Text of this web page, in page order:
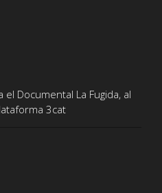
Documental La Fugida, al
3cat